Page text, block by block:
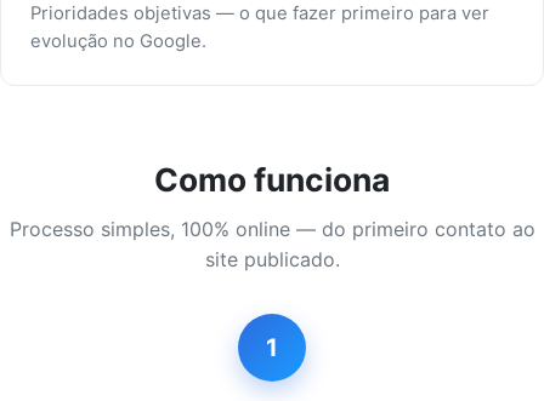
Prioridades objetivas — o que fazer primeiro para ver
evolução no Google.
Como funciona
Processo simples, 100% online — do primeiro contato ao
site publicado.
1